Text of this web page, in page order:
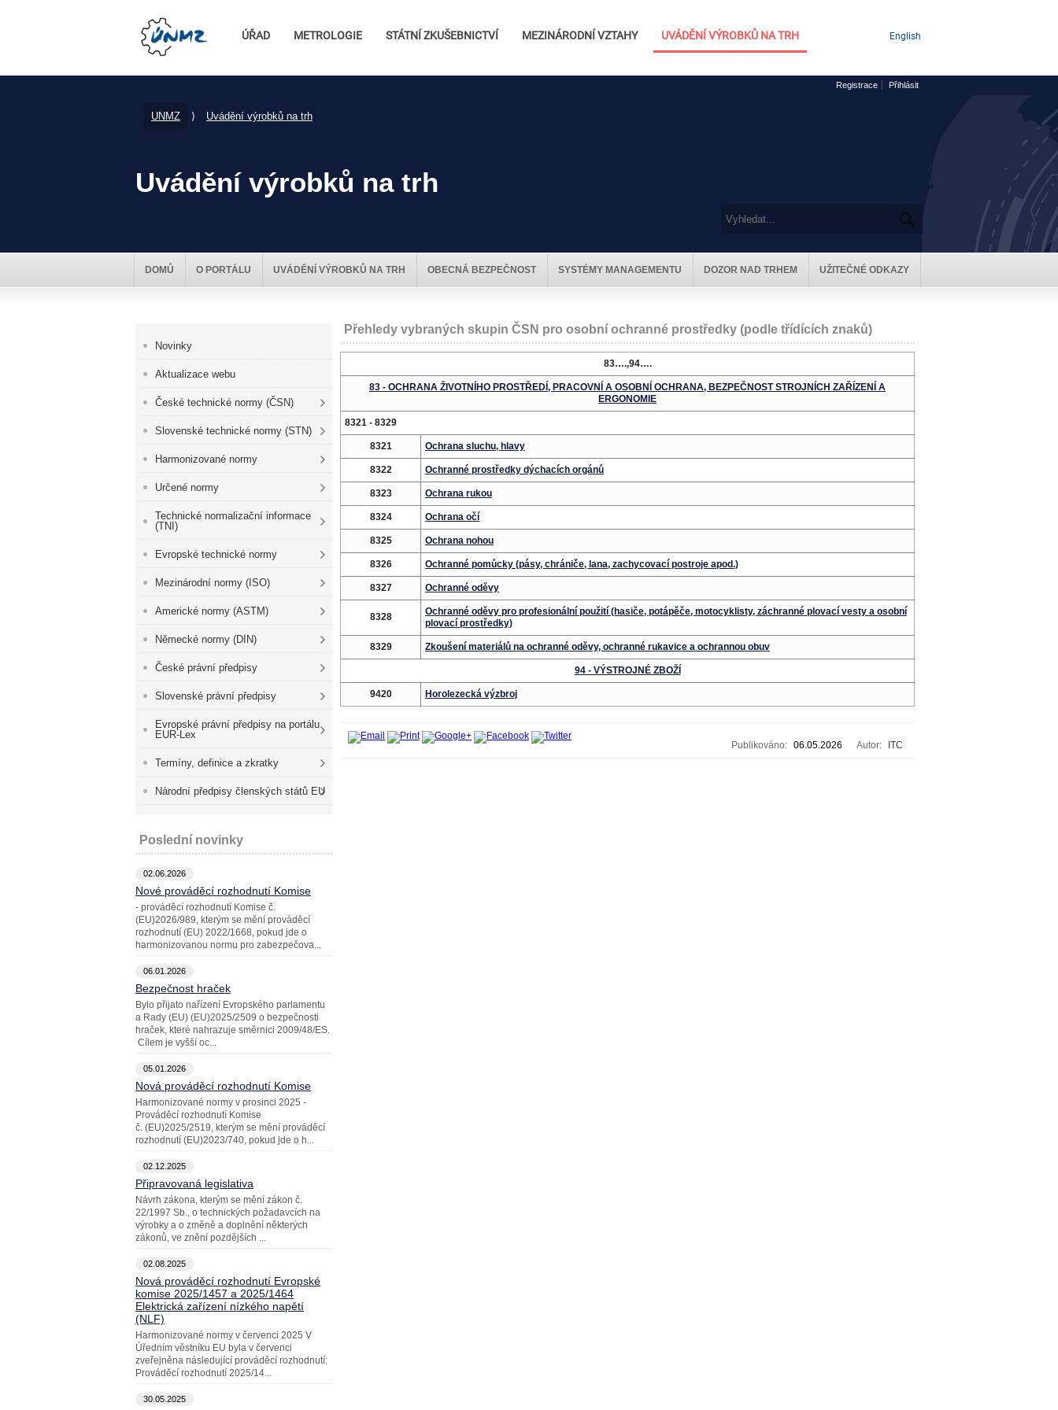
ÚŘAD METROLOGIE STÁTNÍ ZKUŠEBNICTVÍ MEZINÁRODNÍ VZTAHY UVÁDĚNÍ VÝROBKŮ NA TRH English
Registrace Přihlásit
UNMZ ⟩ Uvádění výrobků na trh
Uvádění výrobků na trh
DOMŮ O PORTÁLU UVÁDĚNÍ VÝROBKŮ NA TRH OBECNÁ BEZPEČNOST SYSTÉMY MANAGEMENTU DOZOR NAD TRHEM UŽITEČNÉ ODKAZY
Novinky
Aktualizace webu
České technické normy (ČSN)
Slovenské technické normy (STN)
Harmonizované normy
Určené normy
Technické normalizační informace
(TNI)
Evropské technické normy
Mezinárodní normy (ISO)
Americké normy (ASTM)
Německé normy (DIN)
České právní předpisy
Slovenské právní předpisy
Evropské právní předpisy na portálu
EUR-Lex
Termíny, definice a zkratky
Národní předpisy členských států EU
Poslední novinky
02.06.2026
Nové prováděcí rozhodnutí Komise
- prováděcí rozhodnutí Komise č.
(EU)2026/989, kterým se mění prováděcí
rozhodnutí (EU) 2022/1668, pokud jde o
harmonizovanou normu pro zabezpečova...
06.01.2026
Bezpečnost hraček
Bylo přijato nařízení Evropského parlamentu
a Rady (EU) (EU)2025/2509 o bezpečnosti
hraček, které nahrazuje směrnici 2009/48/ES.
Cílem je vyšší oc...
05.01.2026
Nová prováděcí rozhodnutí Komise
Harmonizované normy v prosinci 2025 -
Prováděcí rozhodnutí Komise
č. (EU)2025/2519, kterým se mění prováděcí
rozhodnutí (EU)2023/740, pokud jde o h...
02.12.2025
Připravovaná legislativa
Návrh zákona, kterým se mění zákon č.
22/1997 Sb., o technických požadavcích na
výrobky a o změně a doplnění některých
zákonů, ve znění pozdějších ...
02.08.2025
Nová prováděcí rozhodnutí Evropské
komise 2025/1457 a 2025/1464
Elektrická zařízení nízkého napětí
(NLF)
Harmonizované normy v červenci 2025 V
Úředním věstníku EU byla v červenci
zveřejněna následující prováděcí rozhodnutí:
Prováděcí rozhodnutí 2025/14...
30.05.2025
Přehledy vybraných skupin ČSN pro osobní ochranné prostředky (podle třídících znaků)
83….,94….
83 - OCHRANA ŽIVOTNÍHO PROSTŘEDÍ, PRACOVNÍ A OSOBNÍ OCHRANA, BEZPEČNOST STROJNÍCH ZAŘÍZENÍ A
ERGONOMIE
8321 - 8329
8321 Ochrana sluchu, hlavy
8322 Ochranné prostředky dýchacích orgánů
8323 Ochrana rukou
8324 Ochrana očí
8325 Ochrana nohou
8326 Ochranné pomůcky (pásy, chrániče, lana, zachycovací postroje apod.)
8327 Ochranné oděvy
8328
Ochranné oděvy pro profesionální použití (hasiče, potápěče, motocyklisty, záchranné plovací vesty a osobní
plovací prostředky)
8329 Zkoušení materiálů na ochranné oděvy, ochranné rukavice a ochrannou obuv
94 - VÝSTROJNÉ ZBOŽÍ
9420 Horolezecká výzbroj
Publikováno: 06.05.2026 Autor: ITC